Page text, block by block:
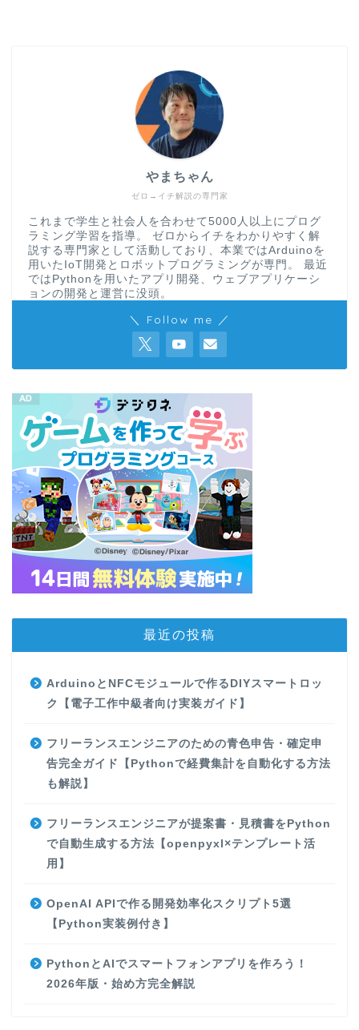
ゼロ→イチ解説の専門家
やまちゃん
これまで学生と社会人を合わせて5000人以上にプログ
ラミング学習を指導。 ゼロからイチをわかりやすく解
説する専門家として活動しており、本業ではArduinoを
用いたIoT開発とロボットプログラミングが専門。 最近
ではPythonを用いたアプリ開発、ウェブアプリケーシ
ョンの開発と運営に没頭。
＼ Follow me ／
最近の投稿
ArduinoとNFCモジュールで作るDIYスマートロッ
ク【電子工作中級者向け実装ガイド】
フリーランスエンジニアのための青色申告・確定申
告完全ガイド【Pythonで経費集計を自動化する方法
も解説】
フリーランスエンジニアが提案書・見積書をPython
で自動生成する方法【openpyxl×テンプレート活
用】
OpenAI APIで作る開発効率化スクリプト5選
【Python実装例付き】
PythonとAIでスマートフォンアプリを作ろう！
2026年版・始め方完全解説